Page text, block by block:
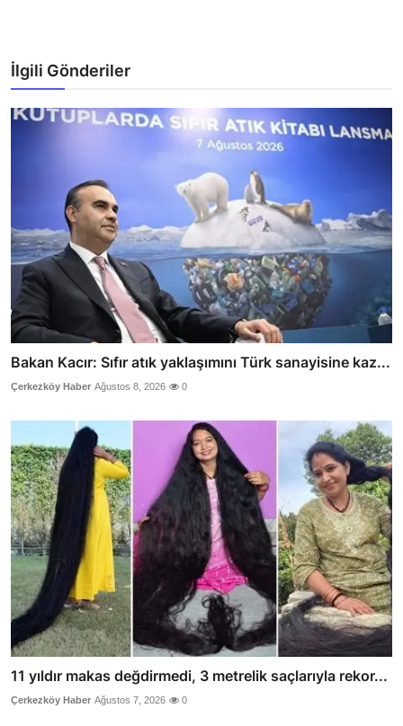
İlgili Gönderiler
Bakan Kacır: Sıfır atık yaklaşımını Türk sanayisine kaz...
Çerkezköy Haber Ağustos 8, 2026 0
11 yıldır makas değdirmedi, 3 metrelik saçlarıyla rekor...
Çerkezköy Haber Ağustos 7, 2026 0